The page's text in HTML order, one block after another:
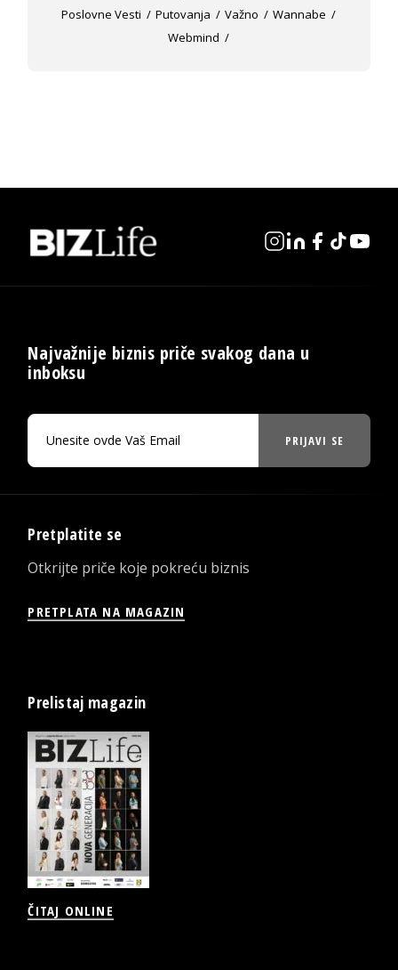
Poslovne Vesti
Putovanja Važno
Wannabe
Webmind
Najvažnije biznis priče svakog dana u
inboksu
PRIJAVI SE
Pretplatite se
Otkrijte priče koje pokreću biznis
PRETPLATA NA MAGAZIN
Prelistaj magazin
ČITAJ ONLINE